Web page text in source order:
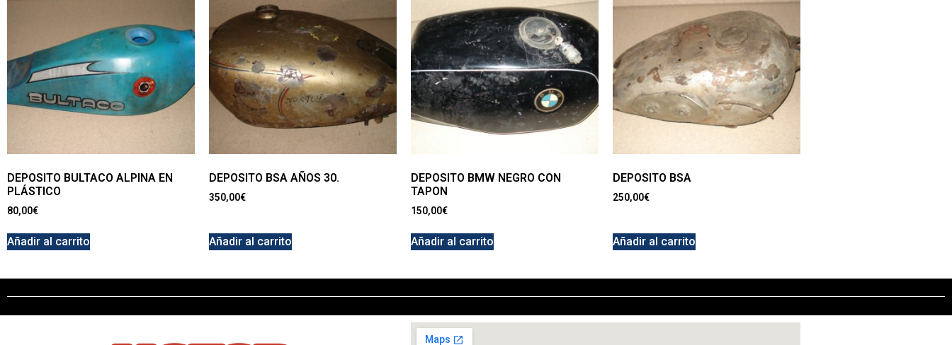
DEPOSITO BULTACO ALPINA EN
PLÁSTICO
80,00€
Añadir al carrito
DEPOSITO BSA AÑOS 30.
350,00€
Añadir al carrito
DEPOSITO BMW NEGRO CON
TAPON
150,00€
Añadir al carrito
DEPOSITO BSA
250,00€
Añadir al carrito